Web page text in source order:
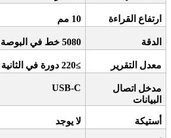
ارتفاع القراءة 10 مم
الدقة 5080 خط في البوصة
معدل التقرير ≥220 دورة في الثانية
مدخل اتصال
البيانات
USB-C
أستيكة لا يوجد